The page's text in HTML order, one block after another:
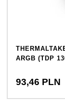
ARGB (TDP
93,46 PLN